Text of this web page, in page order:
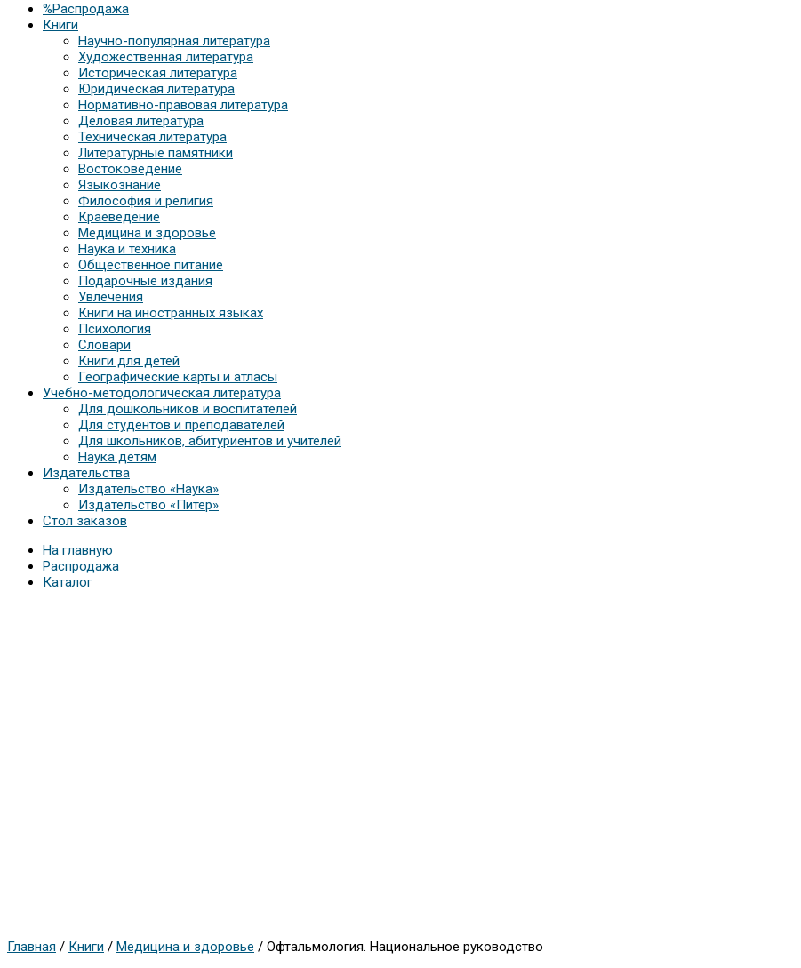
%Распродажа
Книги
Научно-популярная литература
Художественная литература
Историческая литература
Юридическая литература
Нормативно-правовая литература
Деловая литература
Техническая литература
Литературные памятники
Востоковедение
Языкознание
Философия и религия
Краеведение
Медицина и здоровье
Наука и техника
Общественное питание
Подарочные издания
Увлечения
Книги на иностранных языках
Психология
Словари
Книги для детей
Географические карты и атласы
Учебно-методологическая литература
Для дошкольников и воспитателей
Для студентов и преподавателей
Для школьников, абитуриентов и учителей
Наука детям
Издательства
Издательство «Наука»
Издательство «Питер»
Стол заказов
На главную
Распродажа
Каталог
Главная / Книги / Медицина и здоровье / Офтальмология. Национальное руководство